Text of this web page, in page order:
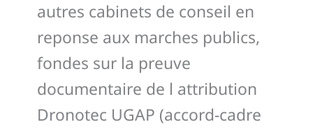
autres cabinets de conseil en
reponse aux marches publics,
fondes sur la preuve
documentaire de l attribution
Dronotec UGAP (accord-cadre